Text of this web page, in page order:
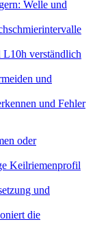
Welle und
L10h verständlich
und
und Fehler
oder
Keilriemenprofil
und
die